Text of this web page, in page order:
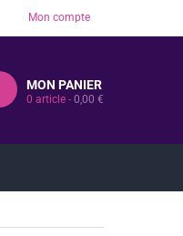
Mon compte
MON PANIER
0 article - 0,00 €